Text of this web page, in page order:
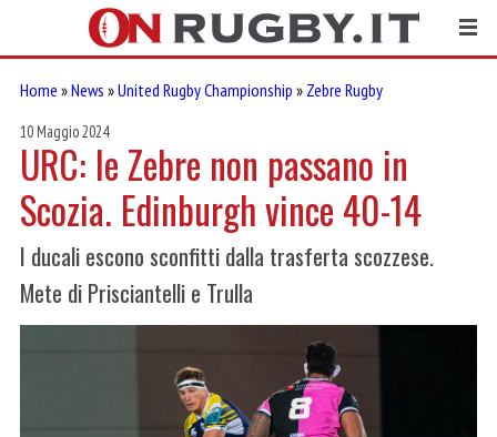
Home »News »United Rugby Championship » Zebre Rugby
10 Maggio 2024
URC: le Zebre non passano in
Scozia. Edinburgh vince 40-14
I ducali escono sconfitti dalla trasferta scozzese.
Mete di Prisciantelli e Trulla